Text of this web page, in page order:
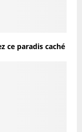
ce paradis caché